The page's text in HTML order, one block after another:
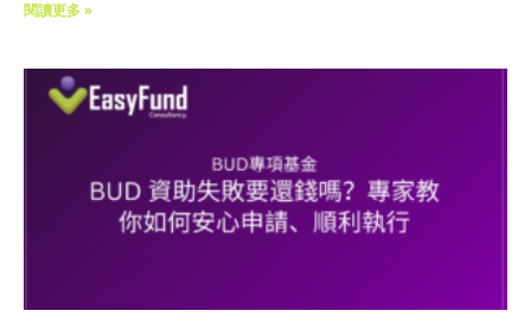
閱讀更多 »